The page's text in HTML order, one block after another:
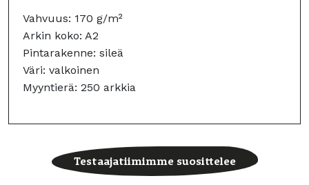
Vahvuus: 170 g/m²
Arkin koko: A2
Pintarakenne: sileä
Väri: valkoinen
Myyntierä: 250 arkkia
Testaajatiimimme suosittelee